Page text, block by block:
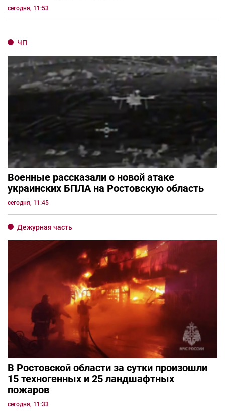
сегодня, 11:53
ЧП
Военные рассказали о новой атаке
украинских БПЛА на Ростовскую область
сегодня, 11:45
Дежурная часть
В Ростовской области за сутки произошли
15 техногенных и 25 ландшафтных
пожаров
сегодня, 11:33